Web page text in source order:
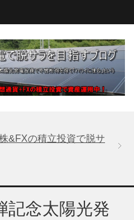
&FXの積立投資で脱サ
記念太陽光発